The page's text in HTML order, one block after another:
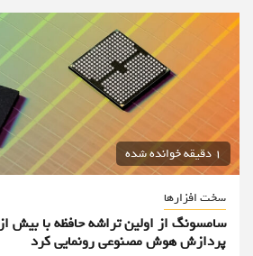
1 دقیقه خوانده شده
سخت افزارها
پردازش هوش مصنوعی رونمایی کرد